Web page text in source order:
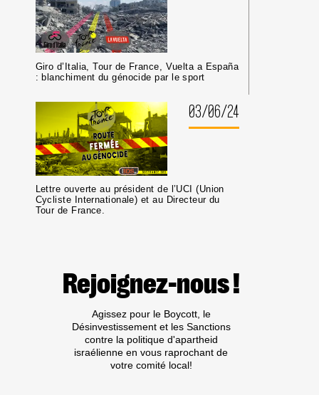
Giro d’Italia, Tour de France, Vuelta a España
: blanchiment du génocide par le sport
03/06/24
Lettre ouverte au président de l’UCI (Union
Cycliste Internationale) et au Directeur du
Tour de France.
Rejoignez-nous !
Agissez pour le Boycott, le
Désinvestissement et les Sanctions
contre la politique d'apartheid
israélienne en vous raprochant de
votre comité local!